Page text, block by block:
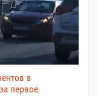
в
первое